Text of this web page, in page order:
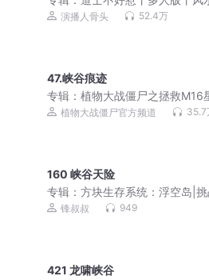
丨爆笑丨都市丨悬疑恐怖灵异
演播人骨头 52.4万
47.峡谷痕迹
专辑：植物大战僵尸之拯救M16
植物大战僵尸官方频道 35.7
160 峡谷天险
专辑：方块生存系统：浮空岛|挑
化生存危机|锋叔叔
锋叔叔 949
421 龙啸峡谷